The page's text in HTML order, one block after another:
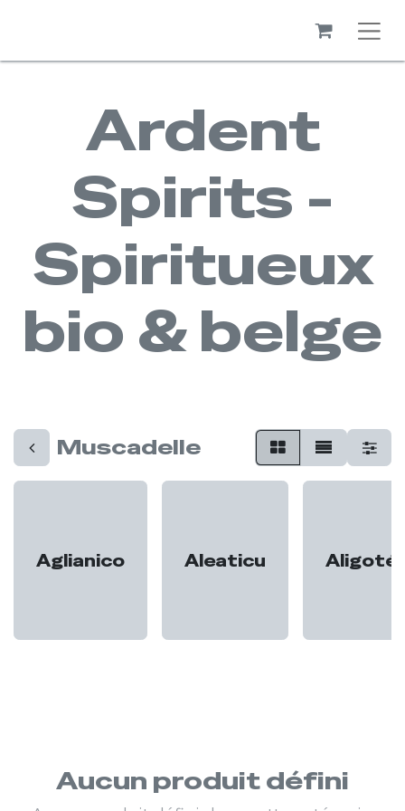
Ardent
Spirits -
Spiritueux
bio & belge
Muscadelle
Aglianico Aleaticu Aligoté
Aucun produit défini